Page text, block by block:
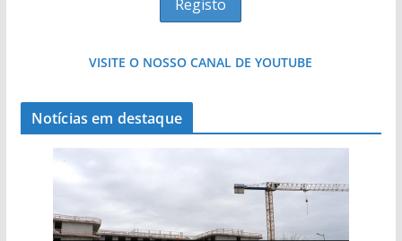
VISITE O NOSSO CANAL DE YOUTUBE
Notícias em destaque